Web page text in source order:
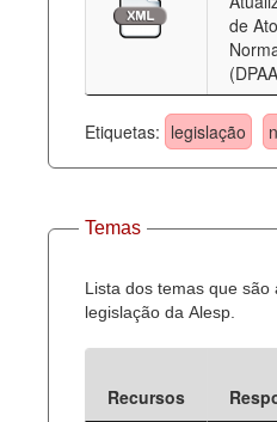
de
Etiquetas: legislação
Temas
Lista dos temas que
legislação da Alesp.
Recursos